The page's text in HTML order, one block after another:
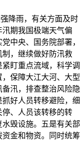
降雨，有关方面及时
期我国极端天气偏
中央、国务院部署，
，继续做好防汛救
盯重点流域，科学调
保障大江大河、大型
汛，排查整治风险隐
好人员转移避险，细
、人员该转移的转
毁设施。五是有关部
金和物资。同时统筹